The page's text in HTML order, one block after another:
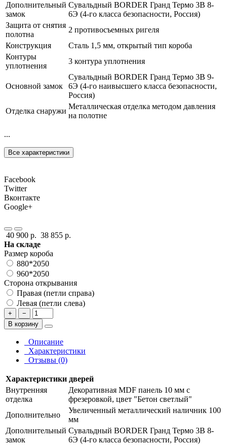
Дополнительный
замок
Сувальдный BORDER Гранд Термо 3В 8-
6Э (4-го класса безопасности, Россия)
Защита от снятия
полотна
2 противосъемных ригеля
Конструкция
Сталь 1,5 мм, открытый тип короба
Контуры
уплотнения
3 контура уплотнения
Основной замок
Сувальдный BORDER Гранд Термо 3В 9-
6Э (4-го наивысшего класса безопасности,
Россия)
Отделка снаружи
Металлическая отделка методом давления
на полотне
...
Все характеристики
Facebook
Twitter
Вконтакте
Google+
40 900 р. 38 855 р.
На складе
Размер короба
880*2050
960*2050
Сторона открывания
Правая (петли справа)
Левая (петли слева)
+
−
В корзину
Описание
Характеристики
Отзывы (0)
Характеристики дверей
Внутренняя
отделка
Декоративная MDF панель 10 мм с
фрезеровкой, цвет "Бетон светлый"
Дополнительно
Увеличенный металлический наличник 100
мм
Дополнительный
замок
Сувальдный BORDER Гранд Термо 3В 8-
6Э (4-го класса безопасности, Россия)